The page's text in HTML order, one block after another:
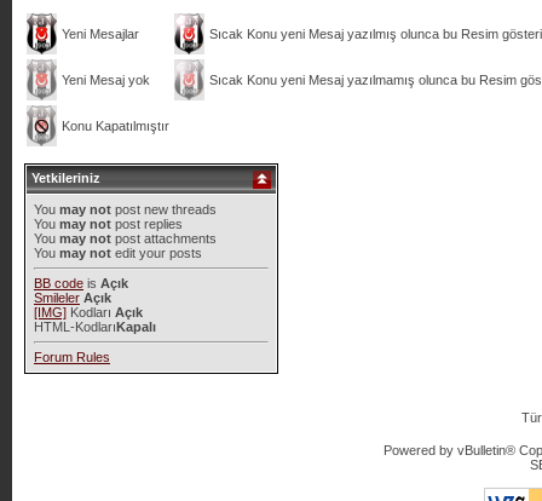
Yeni Mesajlar Sıcak Konu yeni Mesaj yazılmış olunca bu Resim
Yeni Mesaj yok Sıcak Konu yeni Mesaj yazılmamış olunca bu Resim
Konu Kapatılmıştır
Yetkileriniz
You may notpost new threads
You may notpost replies
You may notpost attachments
You may notedit your posts
BB codeis Açık
Smileler Açık
[IMG]Kodları Açık
HTML-KodlarıKapalı
Forum Rules
Powered by vBulletin®